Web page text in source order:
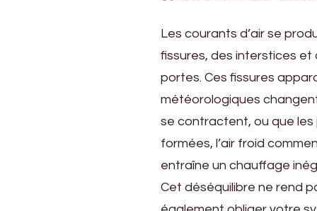
Les courants d’air se
fissures, des interstices
portes. Ces fissures
météorologiques
se contractent, ou que les
formées, l’air froid
entraîne un chauffage
Cet déséquilibre ne rend